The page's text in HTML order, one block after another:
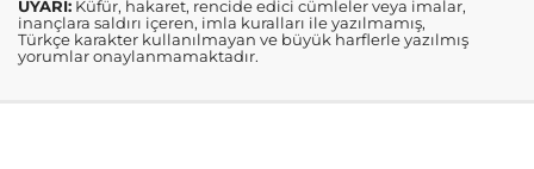
UYARI: Küfür, hakaret, rencide edici cümleler veya imalar,
inançlara saldırı içeren, imla kuralları ile yazılmamış,
Türkçe karakter kullanılmayan ve büyük harflerle yazılmış
yorumlar onaylanmamaktadır.